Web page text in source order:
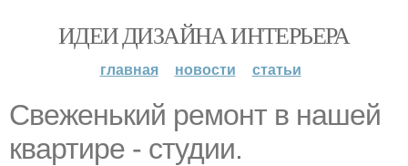
ИДЕИ ДИЗАЙНА ИНТЕРЬЕРА
главная новости статьи
Свеженький ремонт в нашей
квартире - студии.